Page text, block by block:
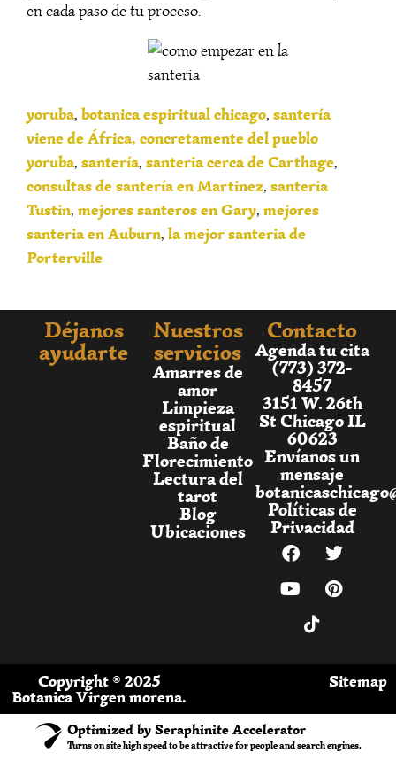
en cada paso de tu proceso.
yoruba, botanica espiritual chicago, santería
viene de África, concretamente del pueblo
yoruba, santería, santeria cerca de Carthage,
consultas de santería en Martinez, santeria
Tustin, mejores santeros en Gary, mejores
santeria en Auburn, la mejor santeria de
Porterville
Déjanos
ayudarte
Nuestros
servicios
Amarres de
amor
Limpieza
espiritual
Baño de
Florecimiento
Lectura del
tarot
Blog
Ubicaciones
Contacto
Agenda tu cita
(773) 372-
8457
3151 W. 26th
St Chicago IL
60623
Envíanos un
mensaje
Políticas de
Privacidad
Copyright ® 2025
Botanica Virgen morena.
Sitemap
Optimized by Seraphinite Accelerator
Turns on site high speed to be attractive for people and search engines.